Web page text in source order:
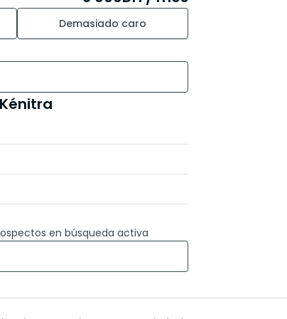
Demasiado caro
en búsqueda activa